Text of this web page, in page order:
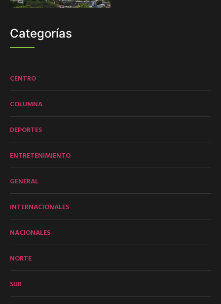
Categorías
CENTRO
COLUMNA
DEPORTES
ENTRETENIMIENTO
GENERAL
INTERNACIONALES
NACIONALES
NORTE
SUR